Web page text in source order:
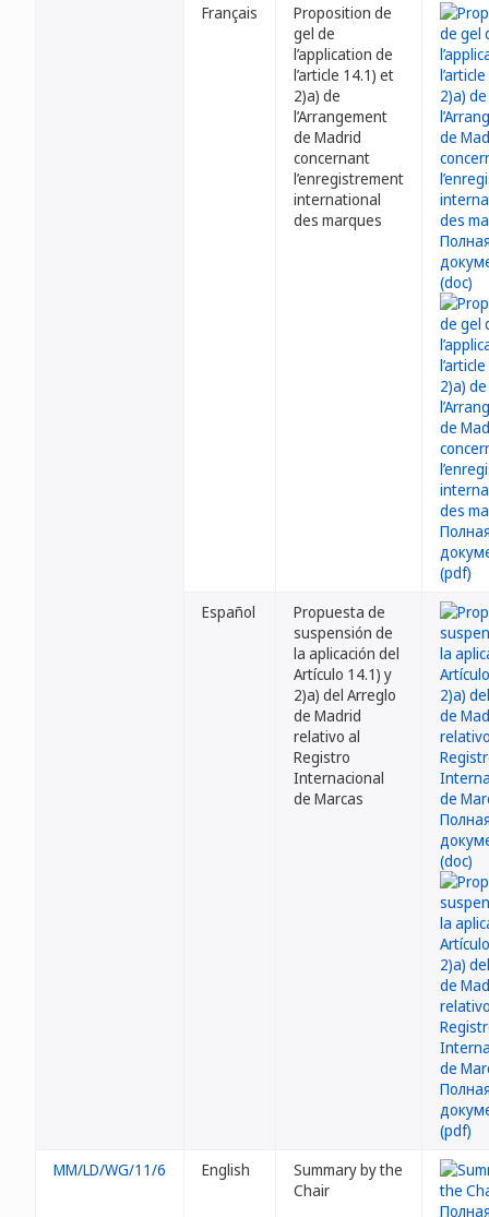
Français
Proposition de
gel de
l’application de
l’article 14.1) et
2)a) de
l’Arrangement
de Madrid
concernant
l’enregistrement
international
des marques
Español
Propuesta de
suspensión de
la aplicación del
Artículo 14.1) y
2)a) del Arreglo
de Madrid
relativo al
Registro
Internacional
de Marcas
MM/LD/WG/11/6 English
Summary by the
Chair